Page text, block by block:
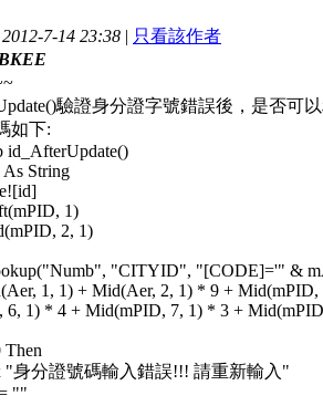
7-14 23:38 | 只看該作者
驗證身分證字號錯誤後，是否可
如下:
id_AfterUpdate()
String
1)
2, 1)
"CITYID", "[CODE]='" &
1, 1) + Mid(Aer, 2, 1) * 9 +
6, 1) * 4 + Mid(mPID, 7, 1) * 3 +
Then
身分證號碼輸入錯誤!!! 請重新輸入"
""